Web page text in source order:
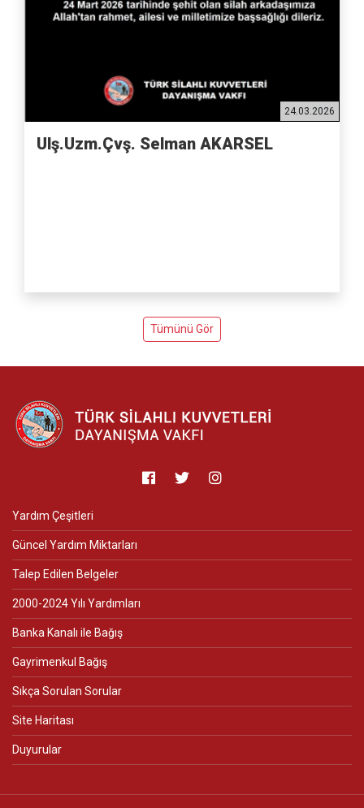
24.03.2026
Ulş.Uzm.Çvş. Selman AKARSEL
Tümünü Gör
Yardım Çeşitleri
Güncel Yardım Miktarları
Talep Edilen Belgeler
2000-2024 Yılı Yardımları
Banka Kanalı ile Bağış
Gayrimenkul Bağış
Sıkça Sorulan Sorular
Site Haritası
Duyurular